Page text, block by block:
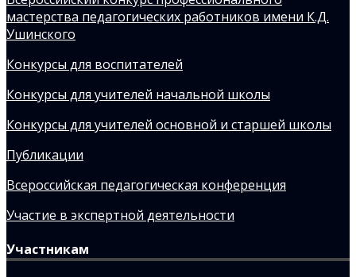
мастерства педагогических работников имени К.Д.
Ушинского
Конкурсы для воспитателей
Конкурсы для учителей начальной школы
Конкурсы для учителей основной и старшей школы
Публикации
Всероссийская педагогическая конференция
Участие в экспертной деятельности
Участникам